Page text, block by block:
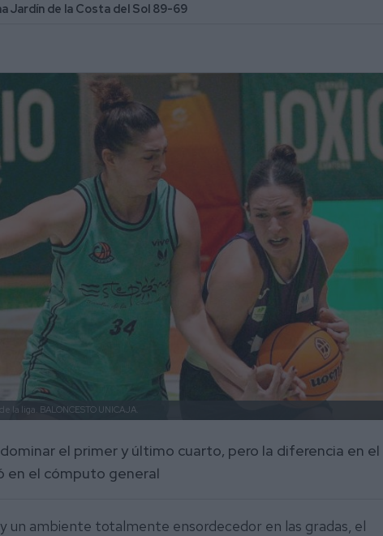
Jardín de la Costa del Sol 89-69
la liga. BALONCESTO UNICAJA.
el primer y último cuarto, pero la diferencia en el
en el cómputo general
un ambiente totalmente ensordecedor en las gradas, el